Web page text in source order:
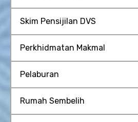
Skim Pensijilan DVS
Perkhidmatan Makmal
Pelaburan
Rumah Sembelih